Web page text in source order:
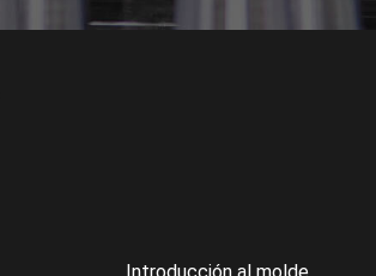
Introducción al molde